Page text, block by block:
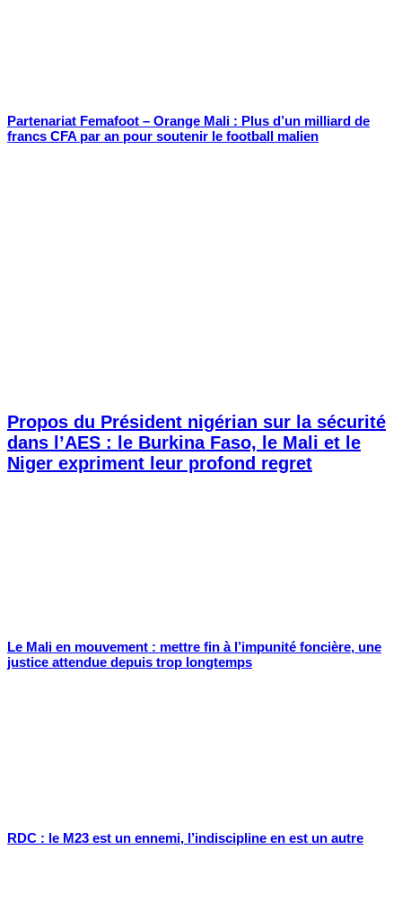
Partenariat Femafoot – Orange Mali : Plus d’un milliard de
francs CFA par an pour soutenir le football malien
Propos du Président nigérian sur la sécurité
dans l’AES : le Burkina Faso, le Mali et le
Niger expriment leur profond regret
Le Mali en mouvement : mettre fin à l’impunité foncière, une
justice attendue depuis trop longtemps
RDC : le M23 est un ennemi, l’indiscipline en est un autre